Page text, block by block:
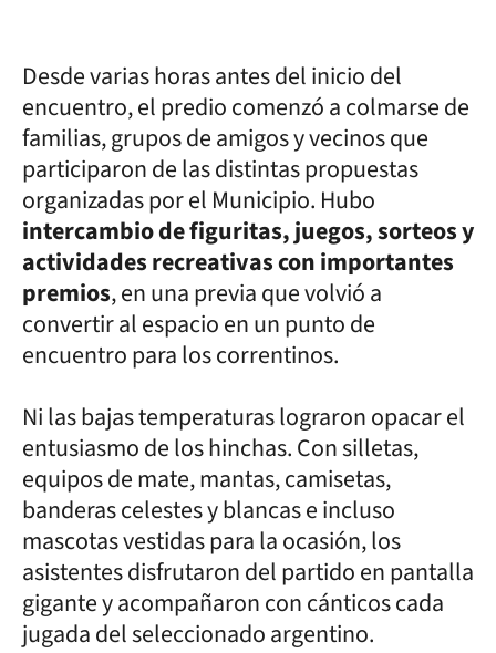
Desde varias horas antes del inicio del
encuentro, el predio comenzó a colmarse de
familias, grupos de amigos y vecinos que
participaron de las distintas propuestas
organizadas por el Municipio. Hubo
intercambio de figuritas, juegos, sorteos y
actividades recreativas con importantes
premios, en una previa que volvió a
convertir al espacio en un punto de
encuentro para los correntinos.
Ni las bajas temperaturas lograron opacar el
entusiasmo de los hinchas. Con silletas,
equipos de mate, mantas, camisetas,
banderas celestes y blancas e incluso
mascotas vestidas para la ocasión, los
asistentes disfrutaron del partido en pantalla
gigante y acompañaron con cánticos cada
jugada del seleccionado argentino.